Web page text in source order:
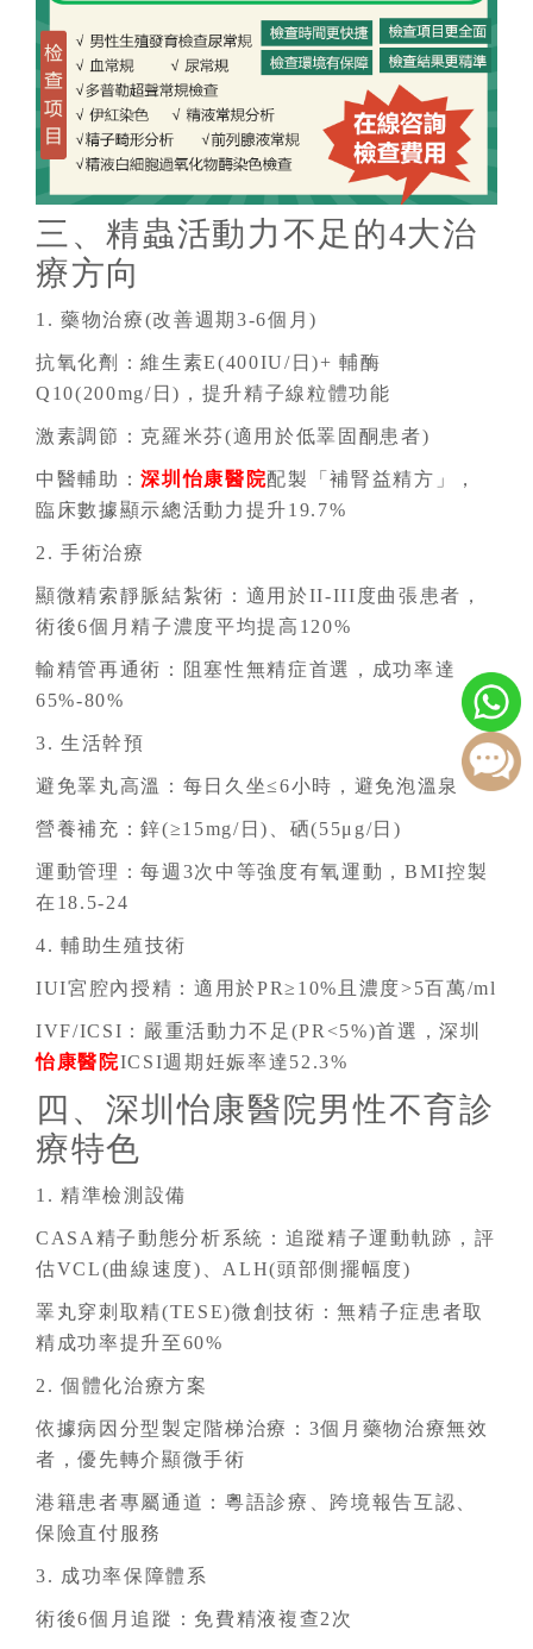
三、精蟲活動力不足的4大治
療方向
1. 藥物治療(改善週期3-6個月)
抗氧化劑：維生素E(400IU/日)+ 輔酶
Q10(200mg/日)，提升精子線粒體功能
激素調節：克羅米芬(適用於低睪固酮患者)
中醫輔助：深圳怡康醫院配製「補腎益精方」，
臨床數據顯示總活動力提升19.7%
2. 手術治療
顯微精索靜脈結紮術：適用於II-III度曲張患者，
術後6個月精子濃度平均提高120%
輸精管再通術：阻塞性無精症首選，成功率達
65%-80%
3. 生活幹預
避免睪丸高溫：每日久坐≤6小時，避免泡溫泉
營養補充：鋅(≥15mg/日)、硒(55μg/日)
運動管理：每週3次中等強度有氧運動，BMI控製
在18.5-24
4. 輔助生殖技術
IUI宮腔內授精：適用於PR≥10%且濃度>5百萬/ml
IVF/ICSI：嚴重活動力不足(PR<5%)首選，深圳
怡康醫院ICSI週期妊娠率達52.3%
四、深圳怡康醫院男性不育診
療特色
1. 精準檢測設備
CASA精子動態分析系統：追蹤精子運動軌跡，評
估VCL(曲線速度)、ALH(頭部側擺幅度)
睪丸穿刺取精(TESE)微創技術：無精子症患者取
精成功率提升至60%
2. 個體化治療方案
依據病因分型製定階梯治療：3個月藥物治療無效
者，優先轉介顯微手術
港籍患者專屬通道：粵語診療、跨境報告互認、
保險直付服務
3. 成功率保障體系
術後6個月追蹤：免費精液複查2次